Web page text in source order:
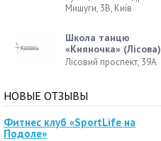
Мишуги, 3В, Київ
Школа танцю
«Кияночка» (Лісова)
Лісовий проспект, 39А
НОВЫЕ ОТЗЫВЫ
Фитнес клуб «SportLife на
Подоле»